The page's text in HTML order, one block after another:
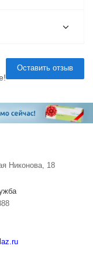
Оставить отзыв
Никонова, 18